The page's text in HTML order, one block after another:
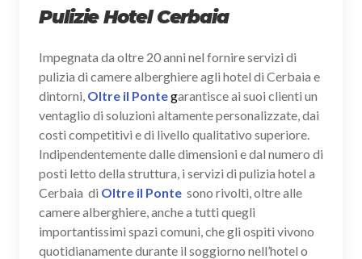
Pulizie Hotel Cerbaia
Impegnata da oltre 20 anni nel fornire servizi di
pulizia di camere alberghiere agli hotel di Cerbaia e
dintorni, Oltre il Pontegarantisce ai suoi clienti un
ventaglio di soluzioni altamente personalizzate, dai
costi competitivi e di livello qualitativo superiore.
Indipendentemente dalle dimensioni e dal numero di
posti letto della struttura, i servizi di pulizia hotel a
Cerbaia di Oltre il Ponte sono rivolti, oltre alle
camere alberghiere, anche a tutti quegli
importantissimi spazi comuni, che gli ospiti vivono
quotidianamente durante il soggiorno nell’hotel o